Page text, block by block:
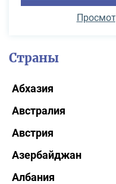
Страны
Абхазия
Австралия
Австрия
Азербайджан
Албания